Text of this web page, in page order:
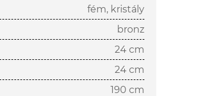
fém, kristály
bronz
24 cm
24 cm
190 cm